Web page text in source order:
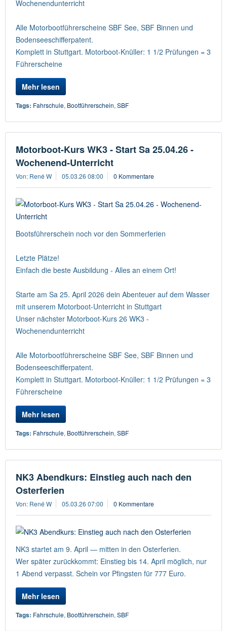
Wochenendunterricht
Alle Motorbootführerscheine SBF See, SBF Binnen und
Bodenseeschifferpatent.
Komplett in Stuttgart. Motorboot-Knüller: 1 1/2 Prüfungen = 3
Führerscheine
Mehr lesen
Tags: Fahrschule, Bootführerschein, SBF
Motorboot-Kurs WK3 - Start Sa 25.04.26 -
Wochenend-Unterricht
Von: René W 05.03.26 08:00 0 Kommentare
Bootsführerschein noch vor den Sommerferien
Letzte Plätze!
Einfach die beste Ausbildung - Alles an einem Ort!
Starte am Sa 25. April 2026 dein Abenteuer auf dem Wasser
mit unserem Motorboot-Unterricht in Stuttgart
Unser nächster Motorboot-Kurs 26 WK3 -
Wochenendunterricht
Alle Motorbootführerscheine SBF See, SBF Binnen und
Bodenseeschifferpatent.
Komplett in Stuttgart. Motorboot-Knüller: 1 1/2 Prüfungen = 3
Führerscheine
Mehr lesen
Tags: Fahrschule, Bootführerschein, SBF
NK3 Abendkurs: Einstieg auch nach den
Osterferien
Von: René W 05.03.26 07:00 0 Kommentare
NK3 startet am 9. April — mitten in den Osterferien.
Wer später zurückkommt: Einstieg bis 14. April möglich, nur
1 Abend verpasst. Schein vor Pfingsten für 777 Euro.
Mehr lesen
Tags: Fahrschule, Bootführerschein, SBF